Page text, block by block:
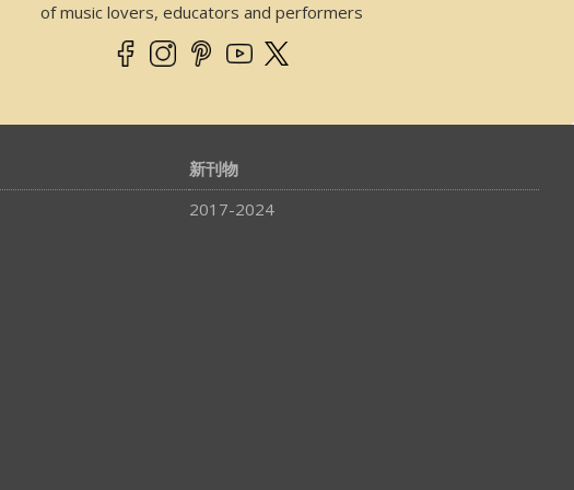
of music lovers, educators and performers
新刊物
2017-2024